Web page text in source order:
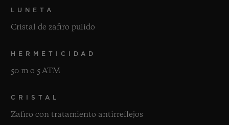
LUNETA
Cristal de zafiro pulido
HERMETICIDAD
50 m o 5 ATM
CRISTAL
Zafiro con tratamiento antirreflejos